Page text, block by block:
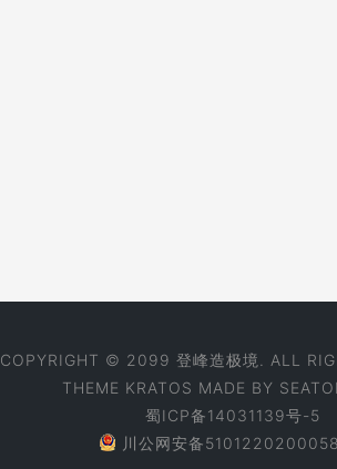
COPYRIGHT © 2099 登峰造极境. ALL
THEME KRATOS MADE BY
蜀ICP备14031139号-5
川公网安备